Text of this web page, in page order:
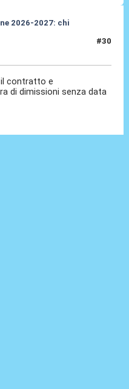
2026-2027: chi
#30
contratto e
di dimissioni senza data